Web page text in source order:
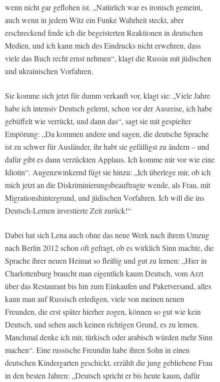
wenn nicht gar geflohen ist. „Natürlich war es ironisch gemeint,
auch wenn in jedem Witz ein Funke Wahrheit steckt, aber
erschreckend finde ich die begeisterten Reaktionen in deutschen
Medien, und ich kann mich des Eindrucks nicht erwehren, dass
viele das Buch recht ernst nehmen“, klagt die Russin mit jüdischen
und ukrainischen Vorfahren.
Sie komme sich jetzt für dumm verkauft vor, klagt sie: „Viele Jahre
habe ich intensiv Deutsch gelernt, schon vor der Ausreise, ich habe
gebüffelt wie verrückt, und dann das“, sagt sie mit gespielter
Empörung: „Da kommen andere und sagen, die deutsche Sprache
ist zu schwer für Ausländer, ihr habt sie gefälligst zu ändern – und
dafür gibt es dann verzückten Applaus. Ich komme mir vor wie eine
Idiotin“. Augenzwinkernd fügt sie hinzu: „Ich überlege mir, ob ich
mich jetzt an die Diskriminierungsbeauftragte wende, als Frau, mit
Migrationshintergrund, und jüdischen Vorfahren. Ich will die ins
Deutsch-Lernen investierte Zeit zurück!“
Dabei hat sich Lena auch ohne das neue Werk nach ihrem Umzug
nach Berlin 2012 schon oft gefragt, ob es wirklich Sinn machte, die
Sprache ihrer neuen Heimat so fleißig und gut zu lernen: „Hier in
Charlottenburg braucht man eigentlich kaum Deutsch, vom Arzt
über das Restaurant bis hin zum Einkaufen und Paketversand, alles
kann man auf Russisch erledigen, viele von meinen neuen
Freunden, die erst später hierher zogen, können so gut wie kein
Deutsch, und sehen auch keinen richtigen Grund, es zu lernen.
Manchmal denke ich mir, türkisch oder arabisch würden mehr Sinn
machen“. Eine russische Freundin habe ihren Sohn in einen
deutschen Kindergarten geschickt, erzählt die jung gebliebene Frau
in den besten Jahren: „Deutsch spricht er bis heute kaum, dafür